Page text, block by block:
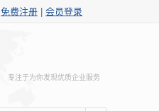
免费注册 会员登录
专注于为你发现优质企业服务